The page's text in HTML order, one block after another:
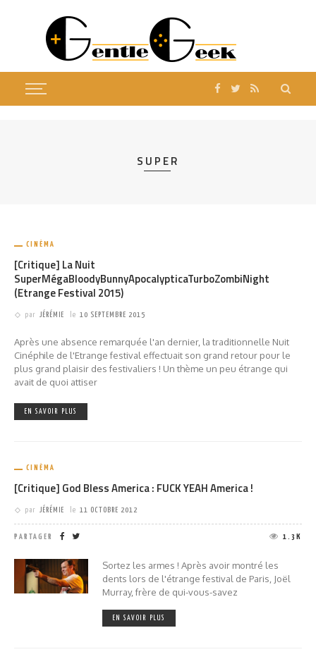
SUPER
CINÉMA
[Critique] La Nuit
SuperMégaBloodyBunnyApocalypticaTurboZombiNight
(Etrange Festival 2015)
par JÉRÉMIE le 10 SEPTEMBRE 2015
Après une absence remarquée l'an dernier, la traditionnelle Nuit
Cinéphile de l'Etrange festival effectuait son grand retour pour le
plus grand plaisir des festivaliers ! Un thème un peu étrange qui
avait de quoi attiser
EN SAVOIR PLUS
CINÉMA
[Critique] God Bless America : FUCK YEAH America !
par JÉRÉMIE le 11 OCTOBRE 2012
PARTAGER 1.3K
Sortez les armes ! Après avoir montré les
dents lors de l'étrange festival de Paris, Joël
Murray, frère de qui-vous-savez
EN SAVOIR PLUS